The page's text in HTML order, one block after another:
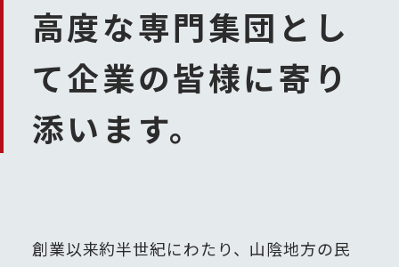
高度な専門集団とし
て企業の皆様に寄り
添います。
創業以来約半世紀にわたり、山陰地方の民